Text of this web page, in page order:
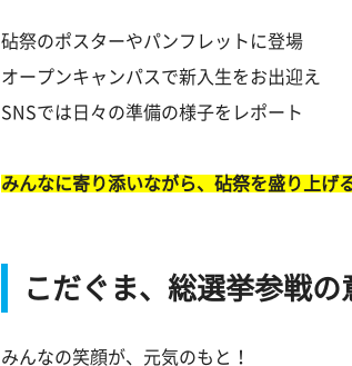
砧祭のポスターやパンフレットに登場
オープンキャンパスで新入生をお出迎え
SNSでは日々の準備の様子をレポート
みんなに寄り添いながら、砧祭を盛り上げ
こだぐま、総選挙参戦の
みんなの笑顔が、元気のもと！